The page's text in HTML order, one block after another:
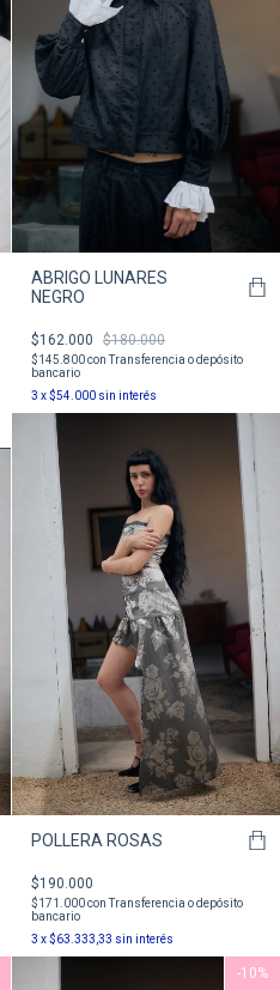
ABRIGO LUNARES
NEGRO
$162.000 $180.000
$145.800con Transferencia o depósito
bancario
3 x$54.000 sin interés
POLLERA ROSAS
$190.000
$171.000con Transferencia o depósito
bancario
3 x$63.333,33 sin interés
-10%